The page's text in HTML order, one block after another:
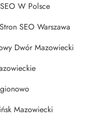
W Polsce
SEO Warszawa
Dwór Mazowiecki
Mazowiecki